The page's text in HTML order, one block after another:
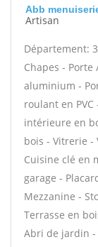
Abb
Artisan
Département:
Chapes -
aluminium -
roulant en
intérieure en
bois - Vitrerie -
Cuisine clé en
garage -
Mezzanine -
Terrasse en
Abri de jardin